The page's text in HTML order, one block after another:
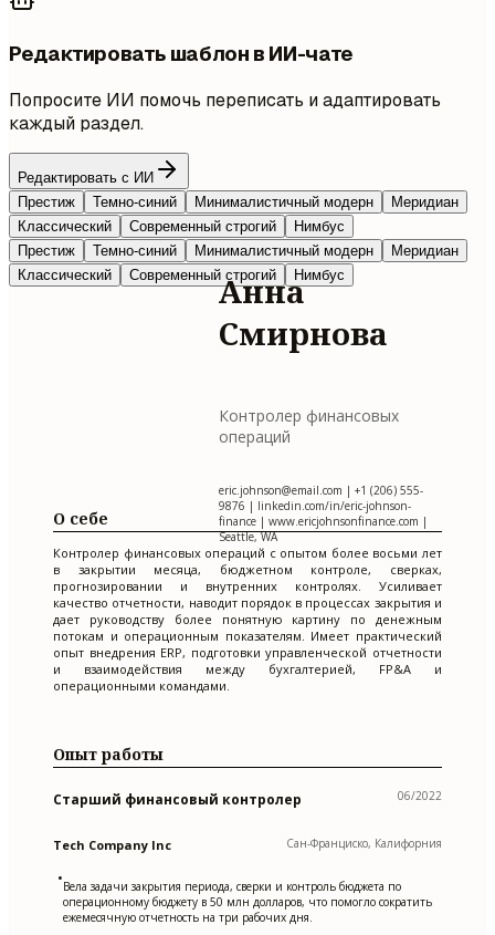
Редактировать шаблон в ИИ-чате
Попросите ИИ помочь переписать и адаптировать
каждый раздел.
Редактировать с ИИ
Престиж
Темно-синий Минималистичный модерн
Меридиан
Классический
Современный строгий
Нимбус
Престиж
Темно-синий Минималистичный модерн
Меридиан
Классический
Современный строгий Нимбус
Анна
Смирнова
Контролер финансовых
операций
eric.johnson@email.com | +1 (206) 555-
9876 | linkedin.com/in/eric-johnson-
finance | www.ericjohnsonfinance.com |
Seattle, WA
О себе
Контролер финансовых операций с опытом более восьми лет
в закрытии месяца, бюджетном контроле, сверках,
прогнозировании и внутренних контролях. Усиливает
качество отчетности, наводит порядок в процессах закрытия и
дает руководству более понятную картину по денежным
потокам и операционным показателям. Имеет практический
опыт внедрения ERP, подготовки управленческой отчетности
и взаимодействия между бухгалтерией, FP&A и
операционными командами.
Опыт работы
Старший финансовый контролер 06/2022
Tech Company Inc Сан-Франциско, Калифорния
•Вела задачи закрытия периода, сверки и контроль бюджета по
операционному бюджету в 50 млн долларов, что помогло сократить
ежемесячную отчетность на три рабочих дня.